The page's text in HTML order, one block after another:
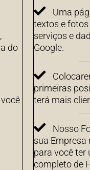
do
Uma
textos e fotos
serviços e
Google.
primeiras
terá mais
Nosso
sua Empresa
para você ter
completo de